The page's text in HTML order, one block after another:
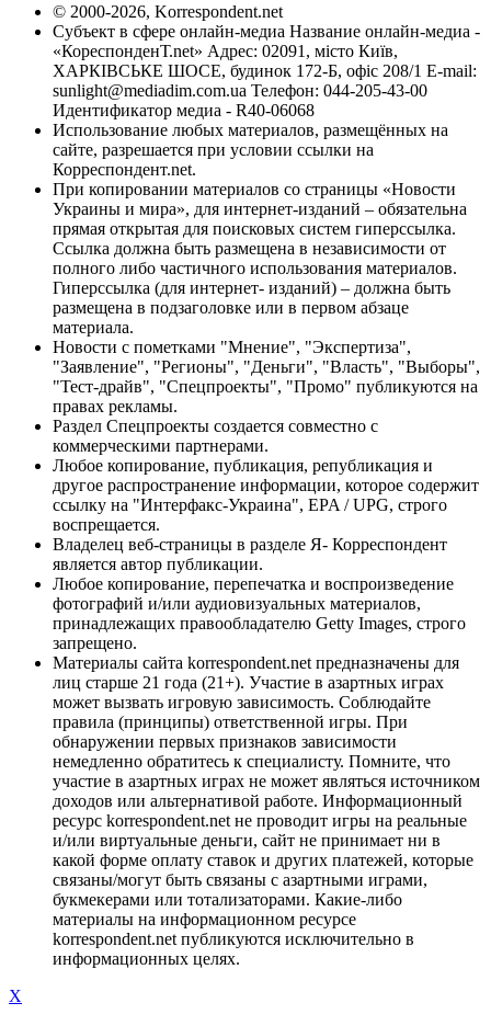
© 2000-2026, Korrespondent.net
Субъект в сфере онлайн-медиа Название онлайн-медиа -
«КореспонденТ.net» Адрес: 02091, місто Київ,
ХАРКІВСЬКЕ ШОСЕ, будинок 172-Б, офіс 208/1 E-mail:
sunlight@mediadim.com.ua Телефон: 044-205-43-00
Идентификатор медиа - R40-06068
Использование любых материалов, размещённых на
сайте, разрешается при условии ссылки на
Корреспондент.net.
При копировании материалов со страницы «Новости
Украины и мира», для интернет-изданий – обязательна
прямая открытая для поисковых систем гиперссылка.
Ссылка должна быть размещена в независимости от
полного либо частичного использования материалов.
Гиперссылка (для интернет- изданий) – должна быть
размещена в подзаголовке или в первом абзаце
материала.
Новости с пометками "Мнение", "Экспертиза",
"Заявление", "Регионы", "Деньги", "Власть", "Выборы",
"Тест-драйв", "Спецпроекты", "Промо" публикуются на
правах рекламы.
Раздел Спецпроекты создается совместно с
коммерческими партнерами.
Любое копирование, публикация, републикация и
другое распространение информации, которое содержит
ссылку на "Интерфакс-Украина", EPA / UPG, строго
воспрещается.
Владелец веб-страницы в разделе Я- Корреспондент
является автор публикации.
Любое копирование, перепечатка и воспроизведение
фотографий и/или аудиовизуальных материалов,
принадлежащих правообладателю Getty Images, строго
запрещено.
Материалы сайта korrespondent.net предназначены для
лиц старше 21 года (21+). Участие в азартных играх
может вызвать игровую зависимость. Соблюдайте
правила (принципы) ответственной игры. При
обнаружении первых признаков зависимости
немедленно обратитесь к специалисту. Помните, что
участие в азартных играх не может являться источником
доходов или альтернативой работе. Информационный
ресурс korrespondent.net не проводит игры на реальные
и/или виртуальные деньги, сайт не принимает ни в
какой форме оплату ставок и других платежей, которые
связаны/могут быть связаны с азартными играми,
букмекерами или тотализаторами. Какие-либо
материалы на информационном ресурсе
korrespondent.net публикуются исключительно в
информационных целях.
X